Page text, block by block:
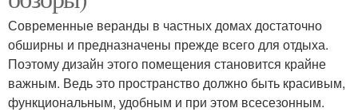
Современные веранды в частных домах достаточно
обширны и предназначены прежде всего для отдыха.
Поэтому дизайн этого помещения становится крайне
важным. Ведь это пространство должно быть красивым,
функциональным, удобным и при этом всесезонным.